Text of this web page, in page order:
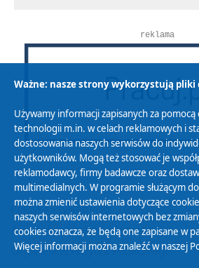
reklama
Polityka Prywatności
Zasady korzystania z Serwisu
Organizacje Pożytku Publicznego
Ważne: nasze strony wykorzystują pliki
Używamy informacji zapisanych za
technologii m.in. w celach reklamowych i
dostosowania naszych serwisów do
użytkowników. Mogą też stosować je
reklamodawcy, firmy badawcze oraz
multimedialnych. W programie służącym
można zmienić ustawienia dotyczące
naszych serwisów internetowych bez
cookies oznacza, że będą one zapisane w
Więcej informacji można znaleźć w naszej